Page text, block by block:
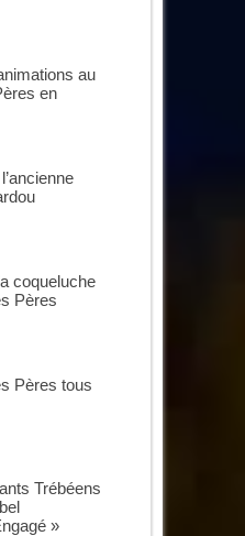
au
en
coqueluche
Pères
Pères tous
Trébéens
»